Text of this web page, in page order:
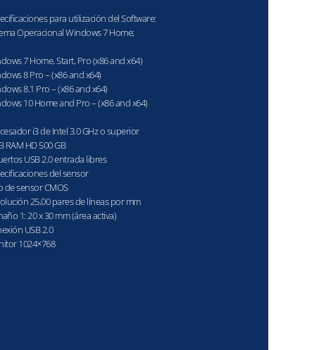
para utilización del Software:
Operacional Windows 7 Home;
7 Home, Start, Pro (x86 and x64)
8 Pro – (x86 and x64)
8.1 Pro – (x86 and x64)
10 Home and Pro – (x86 and x64)
i3 de Intel 3.0 GHz o superior
RAM HD 500 GB
USB 2.0 entrada libres
del sensor
de sensor CMOS
25,00 pares de líneas por mm
1: 20 x 30 mm (área activa)
USB 2.0
1024×768